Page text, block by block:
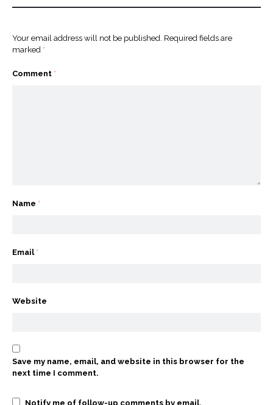
Your email address will not be published. Required fields are
marked *
Comment *
Name *
Email *
Website
Save my name, email, and website in this browser for the
next time I comment.
Notify me of follow-up comments by email.